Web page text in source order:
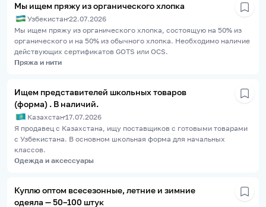
стоимость строго в соответствии с приложенной документацией.
Рассматриваем долгосрочное сотрудничество и запуск
последующих коллекций.
премиум трикотаж).Цветовая гамма: Различные цвета (базовые:
черный, белый, графит, бежевый + актуальные сезонные цвета).
Точную разбивку по цветам предоставим при
согласовании.Размерный ряд: Оверсайз сетка (например, S-M, L-
XL или единый размер Oversize).Брендирование/Принт:
Шелкография (пластизоль или водные краски). Принты в стиле
предоставим.❓ Что необходимо от вас для просчета:Стоимость за
1 единицу готового изделия (пошив + ткань + нанесение принта)
при данном тираже.Ваши минимальные сроки изготовления
партии в 5 000 шт.Условия оплаты (процент предоплаты, работаете
ли по договору/с НДС).Возможность и стоимость изготовления
тестового образца (сэмпл) перед запуском всей
партии.Предоставляете ли вы сертификаты соответствия на
Мы ищем пряжу из органического хлопка
Узбекистан22.07.2026
Мы ищем пряжу из органического хлопка, состоящую на 50% из
органического и на 50% из обычного хлопка. Необходимо наличие
действующих сертификатов GOTS или OCS.
Пряжа и нити
Ищем представителей школьных товаров
(форма) . В наличий.
Казахстан17.07.2026
Я продавец с Казахстана, ищу поставщиков с готовыми товарами
с Узбекистана. В основном школьная форма для начальных
классов.
Одежда и аксессуары
Куплю оптом всесезонные, летние и зимние
одеяла — 50–100 штук